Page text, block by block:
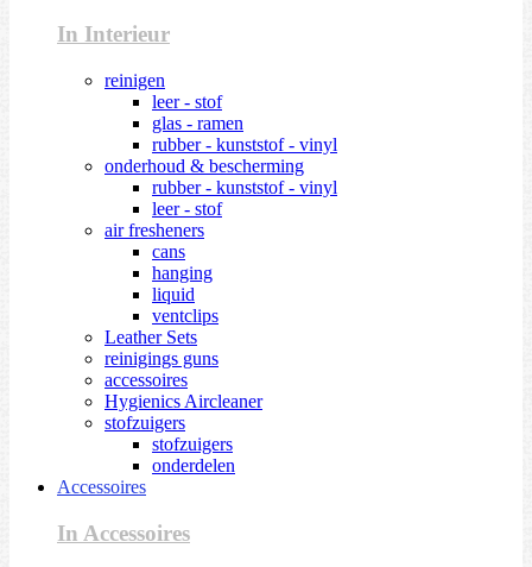
In Interieur
reinigen
leer - stof
glas - ramen
rubber - kunststof - vinyl
onderhoud & bescherming
rubber - kunststof - vinyl
leer - stof
air fresheners
cans
hanging
liquid
ventclips
Leather Sets
reinigings guns
accessoires
Hygienics Aircleaner
stofzuigers
stofzuigers
onderdelen
Accessoires
In Accessoires